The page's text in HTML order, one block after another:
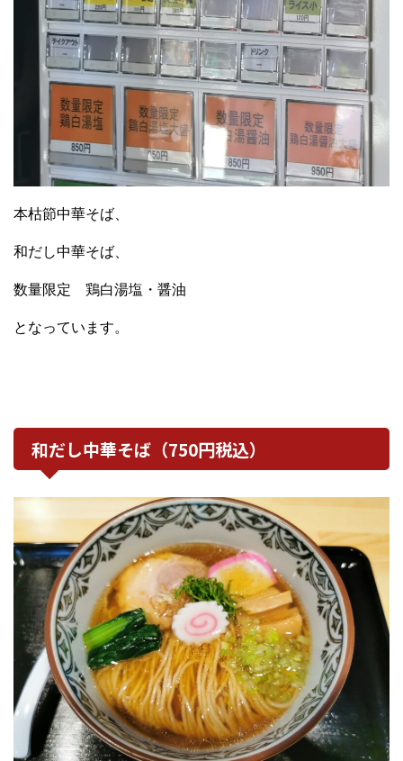
本枯節中華そば、
和だし中華そば、
数量限定 鶏白湯塩・醤油
となっています。
和だし中華そば（750円税込）